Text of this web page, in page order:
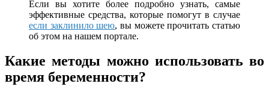
Если вы хотите более подробно узнать, самые
эффективные средства, которые помогут в случае
если заклинило шею, вы можете прочитать статью
об этом на нашем портале.
Какие методы можно использовать во
время беременности?